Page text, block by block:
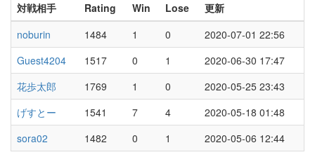
対戦相手 Rating Win Lose
更新
noburin
1484 1 0
2020-07-01 22:56
Guest4204
1517 0 1
2020-06-30 17:47
花歩太郎
1769 1 0
2020-05-25 23:43
げすとー
1541 7 4
2020-05-18 01:48
sora02
1482 0 1 2020-05-06 12:44